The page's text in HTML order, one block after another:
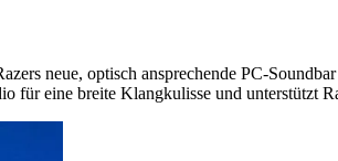
neue, optisch ansprechende PC-
für eine breite Klangkulisse und unterstützt